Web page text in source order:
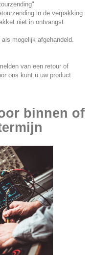
in de verpakking.
niet in ontvangst
mogelijk afgehandeld.
van een retour of
ons kunt u uw product
binnen of